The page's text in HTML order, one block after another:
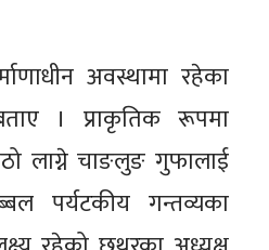
अवस्थामा रहेका
। प्राकृतिक रूपमा
लाग्ने चाङलुङ गुफालाई
पर्यटकीय गन्तव्यका